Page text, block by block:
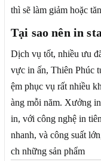
thì sẽ làm giảm hoặc
Tại sao nên in
Dịch vụ tốt, nhiều ưu
vực in ấn, Thiên Phúc
ệm phục vụ rất nhiều
àng mỗi năm. Xưởng
in, với công nghệ in
nhanh, và công suất
ch những sản phẩm